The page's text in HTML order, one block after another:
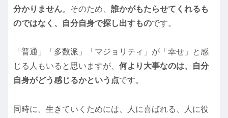
分かりません。そのため、 誰かがもたらせてくれるも
のではなく、自分自身で探し出すものです。
「普通」「多数派」「マジョリティ」が「幸せ」と感
じる人もいると思いますが、 何より大事なのは、自分
自身がどう感じるかという点です。
同時に、生きていくためには、人に喜ばれる、人に役